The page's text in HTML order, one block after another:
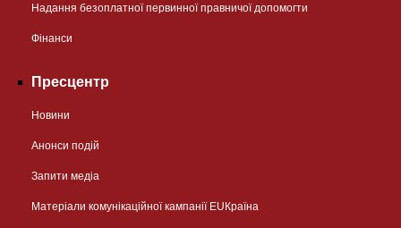
Надання безоплатної первинної правничої допомогти
Фінанси
Пресцентр
Новини
Анонси подій
Запити медіа
Матеріали комунікаційної кампанії EUКраїна